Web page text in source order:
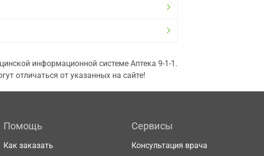
информационной системе Аптека 9-1-1.
отличаться от указанных на сайте!
Помощь
Как заказать
Сервисы
Консультация врача